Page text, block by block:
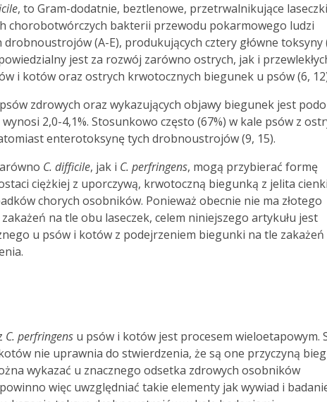
, to Gram-dodatnie, beztlenowe, przetrwalnikujące
chorobotwórczych bakterii przewodu pokarmowego ludzi
(A-E), produkujących cztery główne toksyny
jest za rozwój zarówno ostrych, jak i
i kotów oraz ostrych krwotocznych biegunek u psów (6,
zdrowych oraz wykazujących objawy biegunek jest
2,0-4,1%. Stosunkowo często (67%) w kale psów z
enterotoksynę tych drobnoustrojów (9, 15).
C. difficile, jak i C. perfringens, mogą przybierać formę
ciężkiej z uporczywą, krwotoczną biegunką z jelita
chorych osobników. Ponieważ obecnie nie ma złotego
na tle obu laseczek, celem niniejszego artykułu jest
u psów i kotów z podejrzeniem biegunki na tle zakażeń
C. perfringens u psów i kotów jest procesem wieloetapowym.
nie uprawnia do stwierdzenia, że są one przyczyną
wykazać u znacznego odsetka zdrowych osobników
więc uwzględniać takie elementy jak wywiad i